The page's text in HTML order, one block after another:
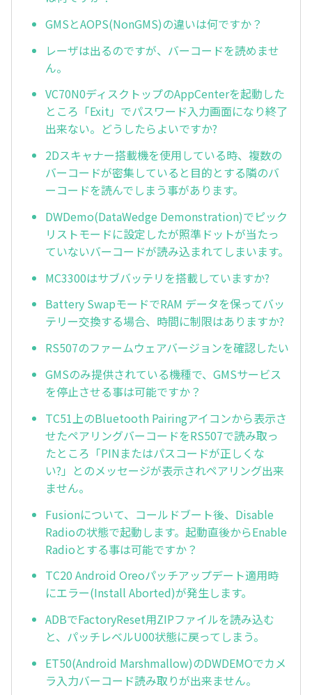
GMSとAOPS(NonGMS)の違いは何ですか？
レーザは出るのですが、バーコードを読めませ
ん。
VC70N0ディスクトップのAppCenterを起動した
ところ「Exit」でパスワード入力画面になり終了
出来ない。どうしたらよいですか?
2Dスキャナー搭載機を使用している時、複数の
バーコードが密集していると目的とする隣のバ
ーコードを読んでしまう事があります。
DWDemo(DataWedge Demonstration)でピック
リストモードに設定したが照準ドットが当たっ
ていないバーコードが読み込まれてしまいます。
MC3300はサブバッテリを搭載していますか?
Battery SwapモードでRAM データを保ってバッ
テリー交換する場合、時間に制限はありますか?
RS507のファームウェアバージョンを確認したい
GMSのみ提供されている機種で、GMSサービス
を停止させる事は可能ですか？
TC51上のBluetooth Pairingアイコンから表示さ
せたペアリングバーコードをRS507で読み取っ
たところ「PINまたはパスコードが正しくな
い?」とのメッセージが表示されペアリング出来
ません。
Fusionについて、コールドブート後、Disable
Radioの状態で起動します。起動直後からEnable
Radioとする事は可能ですか？
TC20 Android Oreoパッチアップデート適用時
にエラー(Install Aborted)が発生します。
ADBでFactoryReset用ZIPファイルを読み込む
と、パッチレベルU00状態に戻ってしまう。
ET50(Android Marshmallow)のDWDEMOでカメ
ラ入力バーコード読み取りが出来ません。